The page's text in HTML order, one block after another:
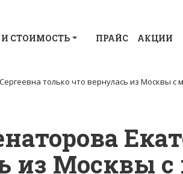
СТОИМОСТЬ ПРАЙС АКЦИИ
только что вернулась из Москвы с
из Москвы